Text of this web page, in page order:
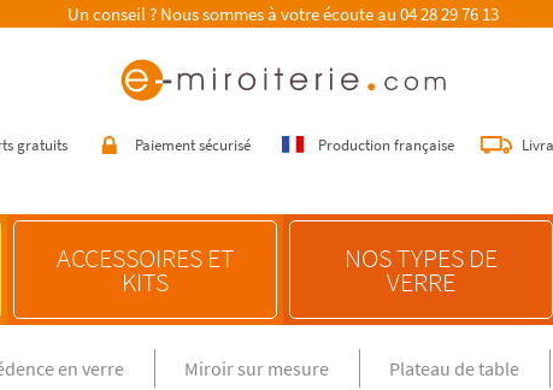
Un conseil ? Nous sommes à votre écoute au 04 28 29 76 13
gratuits Paiement sécurisé Production française
SUR MESURE
NOS CONSEILS
ACCESSOIRES ET
KITS
NOS TYPES DE
VERRE
en verre Miroir sur mesure Plateau de table